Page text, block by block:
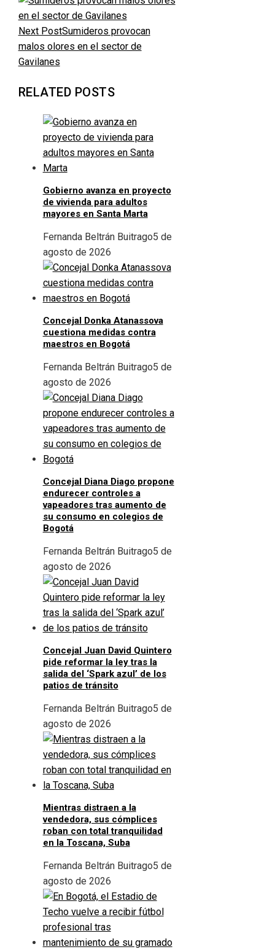
Next PostSumideros provocan
malos olores en el sector de
Gavilanes
RELATED POSTS
Gobierno avanza en proyecto
de vivienda para adultos
mayores en Santa Marta
Fernanda Beltrán Buitrago5 de
agosto de 2026
Concejal Donka Atanassova
cuestiona medidas contra
maestros en Bogotá
Fernanda Beltrán Buitrago5 de
agosto de 2026
Concejal Diana Diago propone
endurecer controles a
vapeadores tras aumento de
su consumo en colegios de
Bogotá
Fernanda Beltrán Buitrago5 de
agosto de 2026
Concejal Juan David Quintero
pide reformar la ley tras la
salida del ‘Spark azul’ de los
patios de tránsito
Fernanda Beltrán Buitrago5 de
agosto de 2026
Mientras distraen a la
vendedora, sus cómplices
roban con total tranquilidad
en la Toscana, Suba
Fernanda Beltrán Buitrago5 de
agosto de 2026